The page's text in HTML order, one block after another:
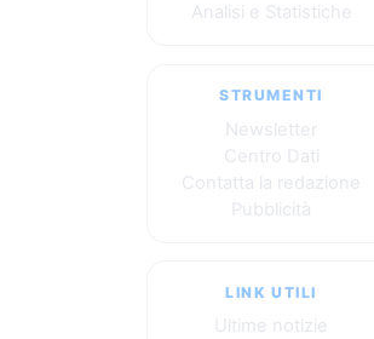
Analisi e Statistiche
STRUMENTI
Newsletter
Centro Dati
Contatta la redazione
Pubblicità
LINK UTILI
Ultime notizie